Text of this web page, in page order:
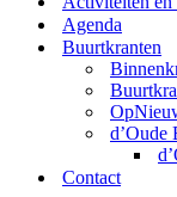
Agenda
Buurtkranten
d’Oude
Contact